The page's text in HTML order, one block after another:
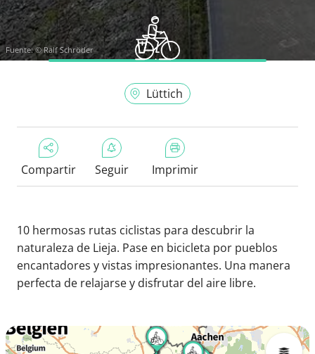
Fuente:© Ralf Schröder
Lüttich
Compartir Seguir Imprimir
10 hermosas rutas ciclistas para descubrir la
naturaleza de Lieja. Pase en bicicleta por pueblos
encantadores y vistas impresionantes. Una manera
perfecta de relajarse y disfrutar del aire libre.